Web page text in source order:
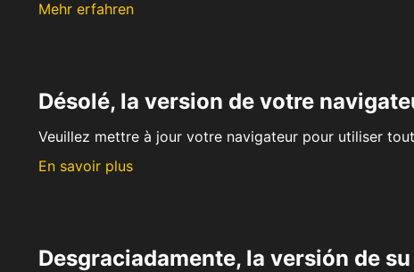
Mehr erfahren
Désolé, la version de votre
Veuillez mettre à jour votre navigateur pour utiliser
En savoir plus
Desgraciadamente, la versión de